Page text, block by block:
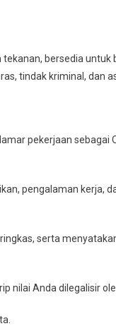
bersedia
tindak kriminal, dan
pekerjaan sebagai
pengalaman kerja,
serta
nilai Anda dilegalisir